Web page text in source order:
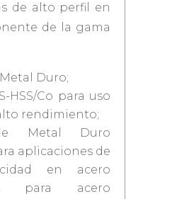
de alto perfil en
de la gama
Duro;
HSS/Co para uso
rendimiento;
Metal Duro
aplicaciones de
en acero
para acero